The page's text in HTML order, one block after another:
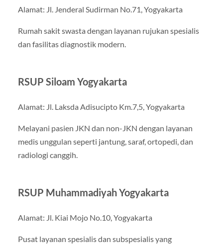
Alamat: Jl. Jenderal Sudirman No.71, Yogyakarta
Rumah sakit swasta dengan layanan rujukan spesialis
dan fasilitas diagnostik modern.
RSUP Siloam Yogyakarta
Alamat: Jl. Laksda Adisucipto Km.7,5, Yogyakarta
Melayani pasien JKN dan non-JKN dengan layanan
medis unggulan seperti jantung, saraf, ortopedi, dan
radiologi canggih.
RSUP Muhammadiyah Yogyakarta
Alamat: Jl. Kiai Mojo No.10, Yogyakarta
Pusat layanan spesialis dan subspesialis yang